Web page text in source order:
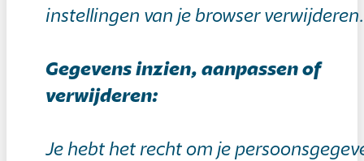
instellingen van je browser verwijderen.
Gegevens inzien, aanpassen of
verwijderen:
Je hebt het recht om je